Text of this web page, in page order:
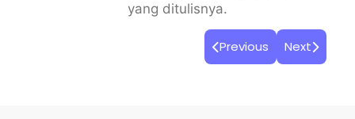
yang ditulisnya.
Previous Next